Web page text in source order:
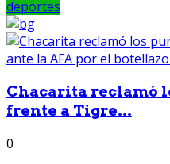
deportes
Chacarita reclamó
frente a Tigre...
0